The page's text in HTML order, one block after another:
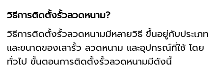
วิธีการติดตั้งรั้วลวดหนาม?
วิธีการติดตั้งรั้วลวดหนามมีหลายวิธี ขึ้นอยู่กับประเภท
และขนาดของเสารั้ว ลวดหนาม และอุปกรณ์ที่ใช้ โดย
ทั่วไป ขั้นตอนการติดตั้งรั้วลวดหนามมีดังนี้